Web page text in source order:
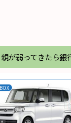
が弱ってきたら